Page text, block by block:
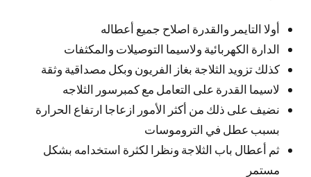
أولا التايمر والقدرة اصلاح جميع أعطاله
الدارة الكهربائية ولاسيما التوصيلات والمكثفات
كذلك تزويد الثلاجة بغاز الفريون وبكل مصداقية وثقة
لاسيما القدرة على التعامل مع كمبرسور الثلاجه
نضيف على ذلك من أكثر الأمور ازعاجا ارتفاع الحرارة
بسبب عطل في التروموسات
ثم أعطال باب الثلاجة ونظرا لكثرة استخدامه بشكل
مستمر